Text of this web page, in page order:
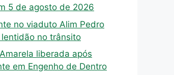
5 de agosto de 2026
no viaduto Alim Pedro
no trânsito
liberada após
em Engenho de Dentro